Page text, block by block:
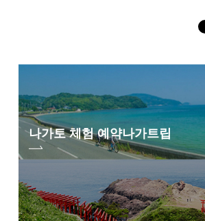
나가토 체험 예약나가트립